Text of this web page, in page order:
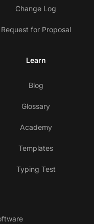
Change Log
Request for Proposal
Learn
Blog
Glossary
Academy
Templates
Typing Test